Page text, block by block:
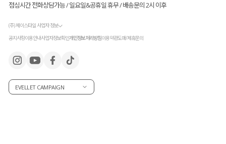
점심시간 전화상담가능 / 일요일&공휴일 휴무 / 배송문의 2시 이후
(주) 제이스타일 사업자 정보
공지사항이용안내사업자정보확인개인정보처리방침이용약관도매/제휴문의
EVELLET CAMPAIGN